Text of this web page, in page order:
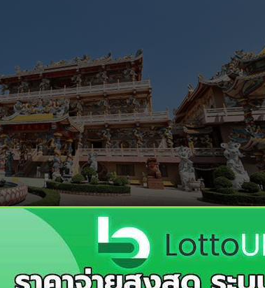
ง องค์เทพหน่าจา ผู้ที่ดลบันดาลโชคลาภให้ชาวบ้านมาแ
กพระองค์ และมีองค์ไท่ส่วยเอี๊ยให้แก้ชงด้วย ซึ่งเปิดใ